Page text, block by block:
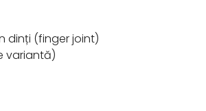
dinți (finger joint)
variantă)